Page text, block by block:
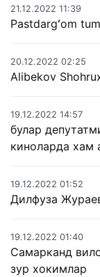
21.12.2022 11:39
Pastdargʻom
20.12.2022 02:25
Alibekov
19.12.2022 14:57
булар
киноларда хам
19.12.2022 01:52
Дилфуза
19.12.2022 01:40
Самарканд
зур хокимлар